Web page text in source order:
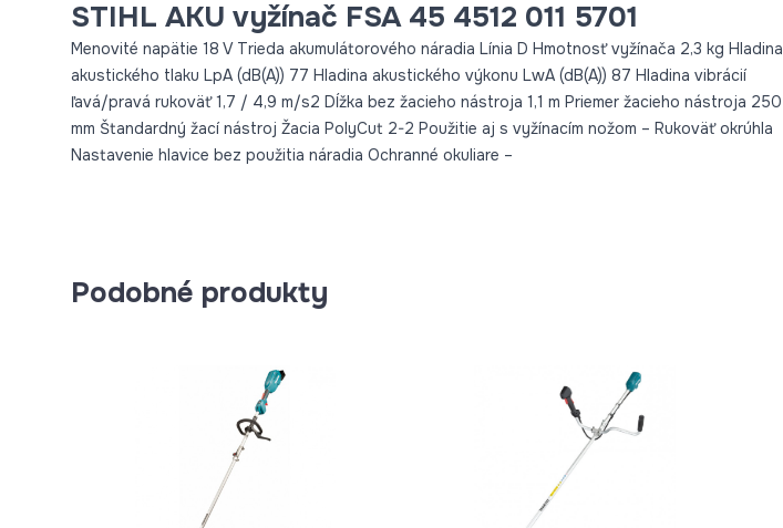
STIHL AKU vyžínač FSA 45 4512 011 5701
Menovité napätie 18 V Trieda akumulátorového náradia Línia D Hmotnosť vyžínača 2,3 kg Hladina
akustického tlaku LpA (dB(A)) 77 Hladina akustického výkonu LwA (dB(A)) 87 Hladina vibrácií
ľavá/pravá rukoväť 1,7 / 4,9 m/s2 Dĺžka bez žacieho nástroja 1,1 m Priemer žacieho nástroja 250
mm Štandardný žací nástroj Žacia PolyCut 2-2 Použitie aj s vyžínacím nožom – Rukoväť okrúhla
Nastavenie hlavice bez použitia náradia Ochranné okuliare –
Podobné produkty